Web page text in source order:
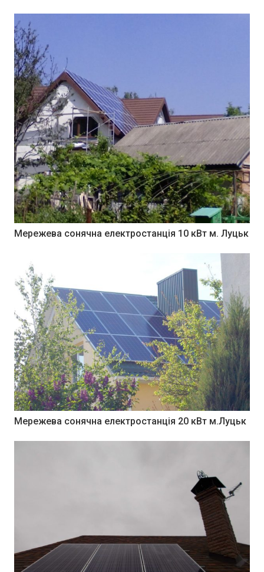
Мережева сонячна електростанція 10 кВт м. Луцьк
Мережева сонячна електростанція 20 кВт м.Луцьк